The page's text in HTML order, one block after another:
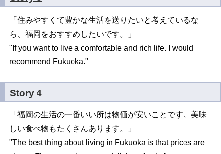
「住みやすくて豊かな生活を送りたいと考えているな
ら、福岡をおすすめしたいです。」
"If you want to live a comfortable and rich life, I would
recommend Fukuoka."
Story 4
「福岡の生活の一番いい所は物価が安いことです。美味
しい食べ物もたくさんあります。」
"The best thing about living in Fukuoka is that prices are